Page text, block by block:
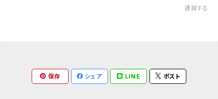
通報する
保存 シェア LINE ポスト